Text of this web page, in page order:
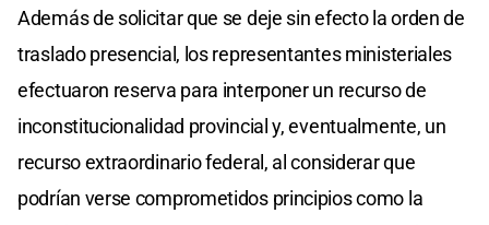
Además de solicitar que se deje sin efecto la orden de
traslado presencial, los representantes ministeriales
efectuaron reserva para interponer un recurso de
inconstitucionalidad provincial y, eventualmente, un
recurso extraordinario federal, al considerar que
podrían verse comprometidos principios como la